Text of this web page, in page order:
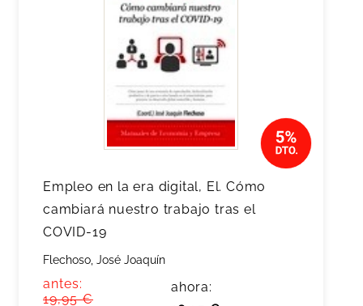
Empleo en la era digital, El. Cómo
cambiará nuestro trabajo tras el
COVID-19
Flechoso, José Joaquín
antes:
19,95 €
ahora: